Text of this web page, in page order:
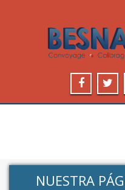
NUESTRA